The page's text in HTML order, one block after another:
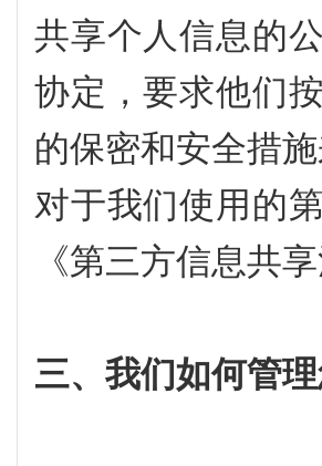
共享个人信息的
协定，要求他们
的保密和安全措
对于我们使用的
《第三方信息共
三、我们如何管